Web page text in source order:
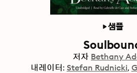
샘플
저자 Bethany
내레이터: Stefan Rudnicki